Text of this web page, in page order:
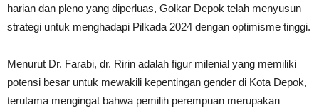
harian dan pleno yang diperluas, Golkar Depok telah menyusun
strategi untuk menghadapi Pilkada 2024 dengan optimisme tinggi.
Menurut Dr. Farabi, dr. Ririn adalah figur milenial yang memiliki
potensi besar untuk mewakili kepentingan gender di Kota Depok,
terutama mengingat bahwa pemilih perempuan merupakan